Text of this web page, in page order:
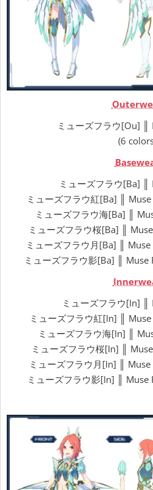
ミューズフラウ[Ou] ║
(6
ミューズフラウ[Ba] ║
ミューズフラウ紅[Ba] ║
ミューズフラウ海[Ba] ║
ミューズフラウ桜[Ba] ║
ミューズフラウ月[Ba] ║
ミューズフラウ影[Ba] ║
ミューズフラウ[In] ║
ミューズフラウ紅[In] ║
ミューズフラウ海[In] ║
ミューズフラウ桜[In] ║
ミューズフラウ月[In] ║
ミューズフラウ影[In] ║